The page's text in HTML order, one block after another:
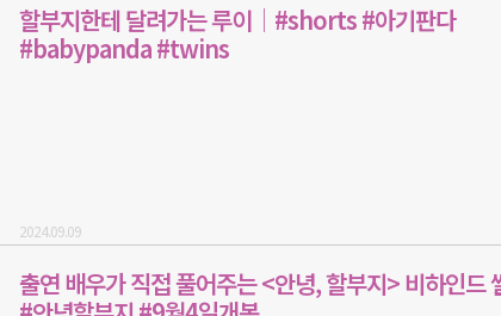
할부지한테 달려가는 루이│#shorts #아기판다
#babypanda #twins
2024.09.09
출연 배우가 직접 풀어주는 <안녕, 할부지> 비하인드